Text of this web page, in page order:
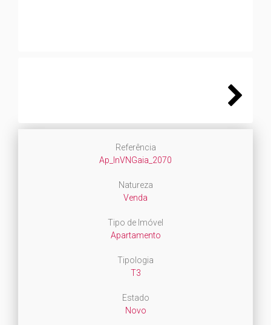
Referência
Ap_InVNGaia_2070
Natureza
Venda
Tipo de Imóvel
Apartamento
Tipologia
T3
Estado
Novo